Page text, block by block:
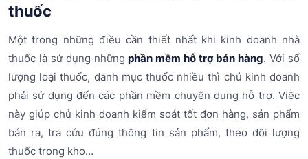
thuốc
Một trong những điều cần thiết nhất khi kinh doanh nhà
thuốc là sử dụng những phần mềm hỗ trợ bán hàng. Với số
lượng loại thuốc, danh mục thuốc nhiều thì chủ kinh doanh
phải sử dụng đến các phần mềm chuyên dụng hỗ trợ. Việc
này giúp chủ kinh doanh kiểm soát tốt đơn hàng, sản phẩm
bán ra, tra cứu đúng thông tin sản phẩm, theo dõi lượng
thuốc trong kho…